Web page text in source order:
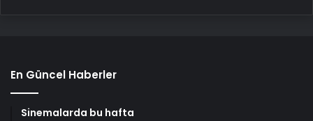
En Güncel Haberler
Sinemalarda bu hafta